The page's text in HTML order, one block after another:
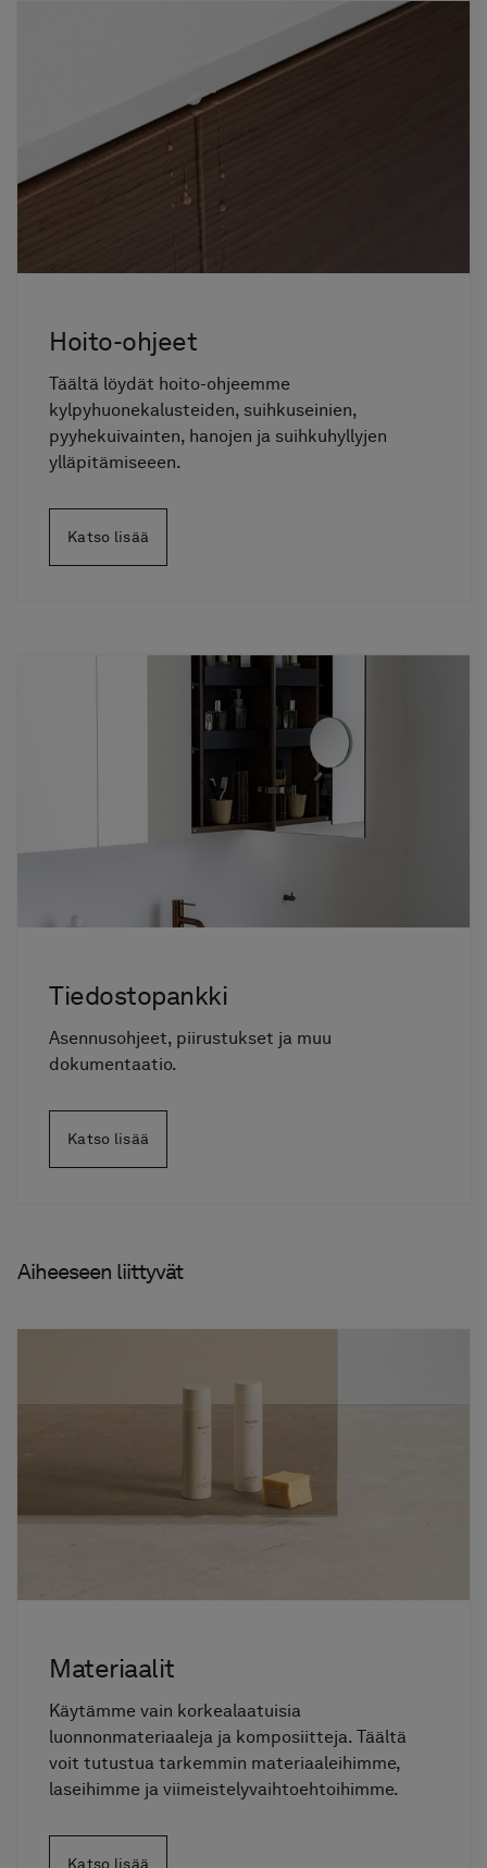
Hoito-ohjeet
Täältä löydät hoito-ohjeemme
kylpyhuonekalusteiden, suihkuseinien,
pyyhekuivainten, hanojen ja suihkuhyllyjen
ylläpitämiseeen.
Katso lisää
Tiedostopankki
Asennusohjeet, piirustukset ja muu
dokumentaatio.
Katso lisää
Aiheeseen liittyvät
Materiaalit
Käytämme vain korkealaatuisia
luonnonmateriaaleja ja komposiitteja. Täältä
voit tutustua tarkemmin materiaaleihimme,
laseihimme ja viimeistelyvaihtoehtoihimme.
Katso lisää